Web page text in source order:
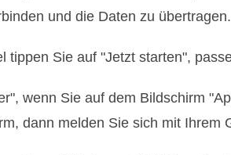
und die Daten zu übertragen.
tippen Sie auf "Jetzt starten",
wenn Sie auf dem Bildschirm
dann melden Sie sich mit Ihrem